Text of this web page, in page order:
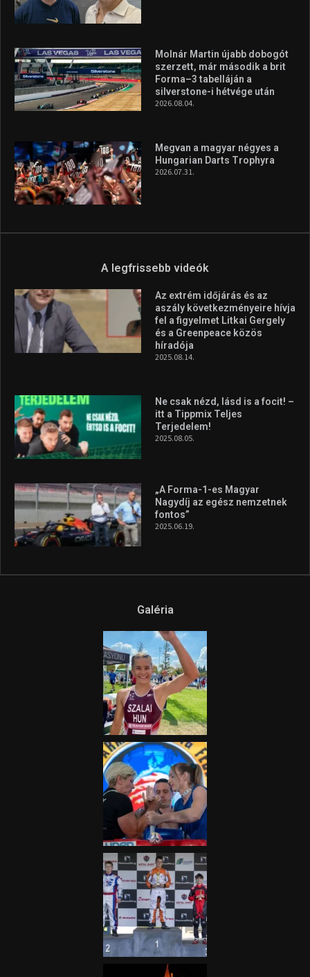
Molnár Martin újabb dobogót
szerzett, már második a brit
Forma–3 tabelláján a
silverstone-i hétvége után
2026.08.04.
Megvan a magyar négyes a
Hungarian Darts Trophyra
2026.07.31.
A legfrissebb videók
Az extrém időjárás és az
aszály következményeire hívja
fel a figyelmet Litkai Gergely
és a Greenpeace közös
híradója
2025.08.14.
Ne csak nézd, lásd is a focit! –
itt a Tippmix Teljes
Terjedelem!
2025.08.05.
„A Forma-1-es Magyar
Nagydíj az egész nemzetnek
fontos”
2025.06.19.
Galéria